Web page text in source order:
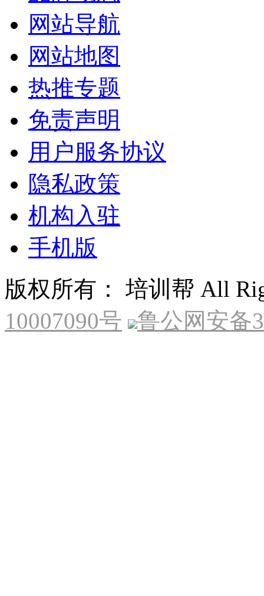
网站导航
网站地图
热推专题
免责声明
用户服务协议
隐私政策
机构入驻
手机版
版权所有： 培训帮 All
10007090号
鲁公网安备